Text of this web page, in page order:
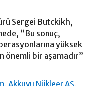
Sergei Butckikh,
“Bu sonuç,
yüksek
önemli bir aşamadır”
,Akkuyu Nükleer AŞ,